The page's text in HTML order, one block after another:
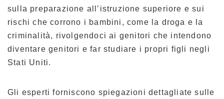
sulla preparazione all’istruzione superiore e sui
rischi che corrono i bambini, come la droga e la
criminalità, rivolgendoci ai genitori che intendono
diventare genitori e far studiare i propri figli negli
Stati Uniti.
Gli esperti forniscono spiegazioni dettagliate sulle